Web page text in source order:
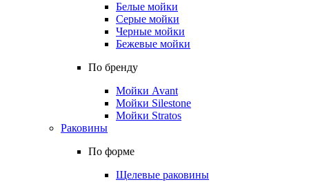
Белые мойки
Серые мойки
Черные мойки
Бежевые мойки
По бренду
Мойки Avant
Мойки Silestone
Мойки Stratos
Раковины
По форме
Щелевые раковины